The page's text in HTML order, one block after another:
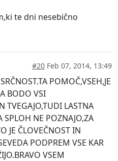
te dni nesebično
#20 Feb 07, 2014, 13:49
POMOČ,VSEH,JE
BODO VSI
TVEGAJO,TUDI LASTNA
SPLOH NE POZNAJO,ZA
JE ČLOVEČNOST IN
PODPREM VSE KAR
VSEM